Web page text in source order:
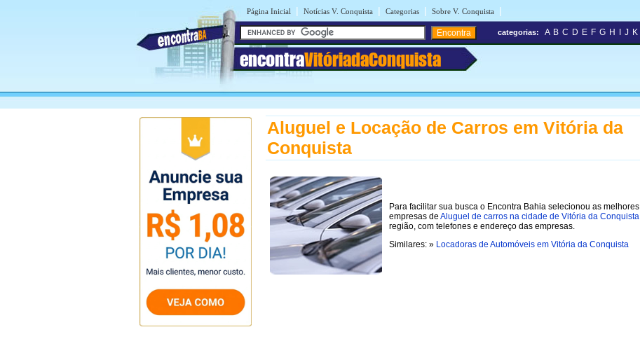
Página Inicial | Notícias V. Conquista | Categorias | Sobre V. Conquista |
encontraVitóriadaConquista
categorias: A B C D E F G H J K
Aluguel e Locação de Carros em Vitória da
Conquista
Para facilitar sua busca o Encontra Bahia selecionou as melhores
empresas de Aluguel de carros na cidade de Vitória da Conquista
região, com telefones e endereço das empresas.
Similares: » Locadoras de Automóveis em Vitória da Conquista